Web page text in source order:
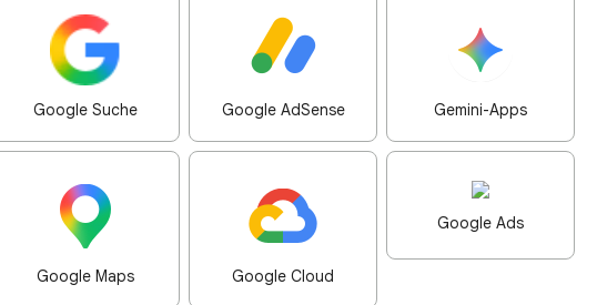
Google Suche Google AdSense Gemini-Apps
Google Maps Google Cloud
Google Ads